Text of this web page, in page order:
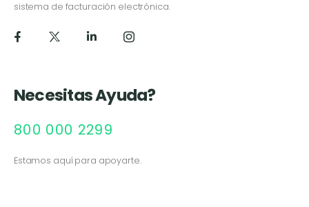
sistema de facturación electrónica.
Necesitas Ayuda?
800 000 2299
Estamos aquí para apoyarte.